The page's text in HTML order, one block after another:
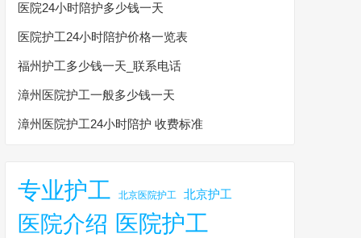
医院24小时陪护多少钱一天
医院护工24小时陪护价格一览表
福州护工多少钱一天_联系电话
漳州医院护工一般多少钱一天
漳州医院护工24小时陪护 收费标准
专业护工 北京医院护工 北京护工
医院介绍 医院护工